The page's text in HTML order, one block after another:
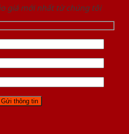
giá mới nhất từ chúng tôi